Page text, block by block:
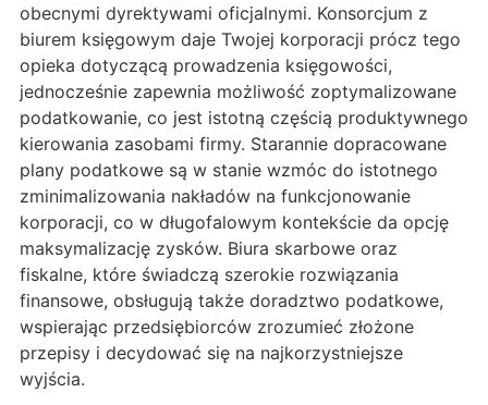
obecnymi dyrektywami oficjalnymi. Konsorcjum z
biurem księgowym daje Twojej korporacji prócz tego
opieka dotyczącą prowadzenia księgowości,
jednocześnie zapewnia możliwość zoptymalizowane
podatkowanie, co jest istotną częścią produktywnego
kierowania zasobami firmy. Starannie dopracowane
plany podatkowe są w stanie wzmóc do istotnego
zminimalizowania nakładów na funkcjonowanie
korporacji, co w długofalowym kontekście da opcję
maksymalizację zysków. Biura skarbowe oraz
fiskalne, które świadczą szerokie rozwiązania
finansowe, obsługują także doradztwo podatkowe,
wspierając przedsiębiorców zrozumieć złożone
przepisy i decydować się na najkorzystniejsze
wyjścia.